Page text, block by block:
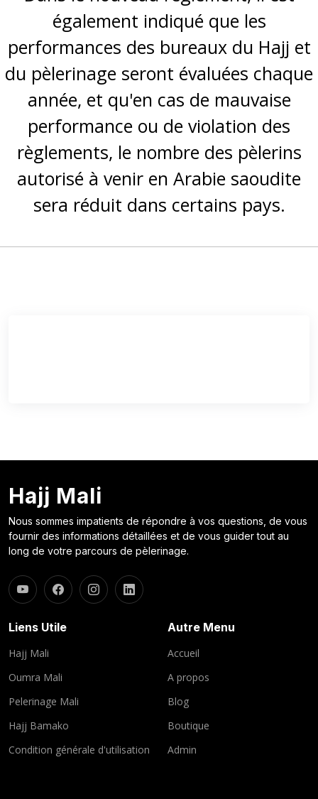
également indiqué que les
performances des bureaux du Hajj et
du pèlerinage seront évaluées chaque
année, et qu'en cas de mauvaise
performance ou de violation des
règlements, le nombre des pèlerins
autorisé à venir en Arabie saoudite
sera réduit dans certains pays.
Hajj Mali
Nous sommes impatients de répondre à vos questions, de vous
fournir des informations détaillées et de vous guider tout au
long de votre parcours de pèlerinage.
Liens Utile
Hajj Mali
Oumra Mali
Pelerinage Mali
Hajj Bamako
Condition générale d'utilisation
Autre Menu
Accueil
A propos
Blog
Boutique
Admin